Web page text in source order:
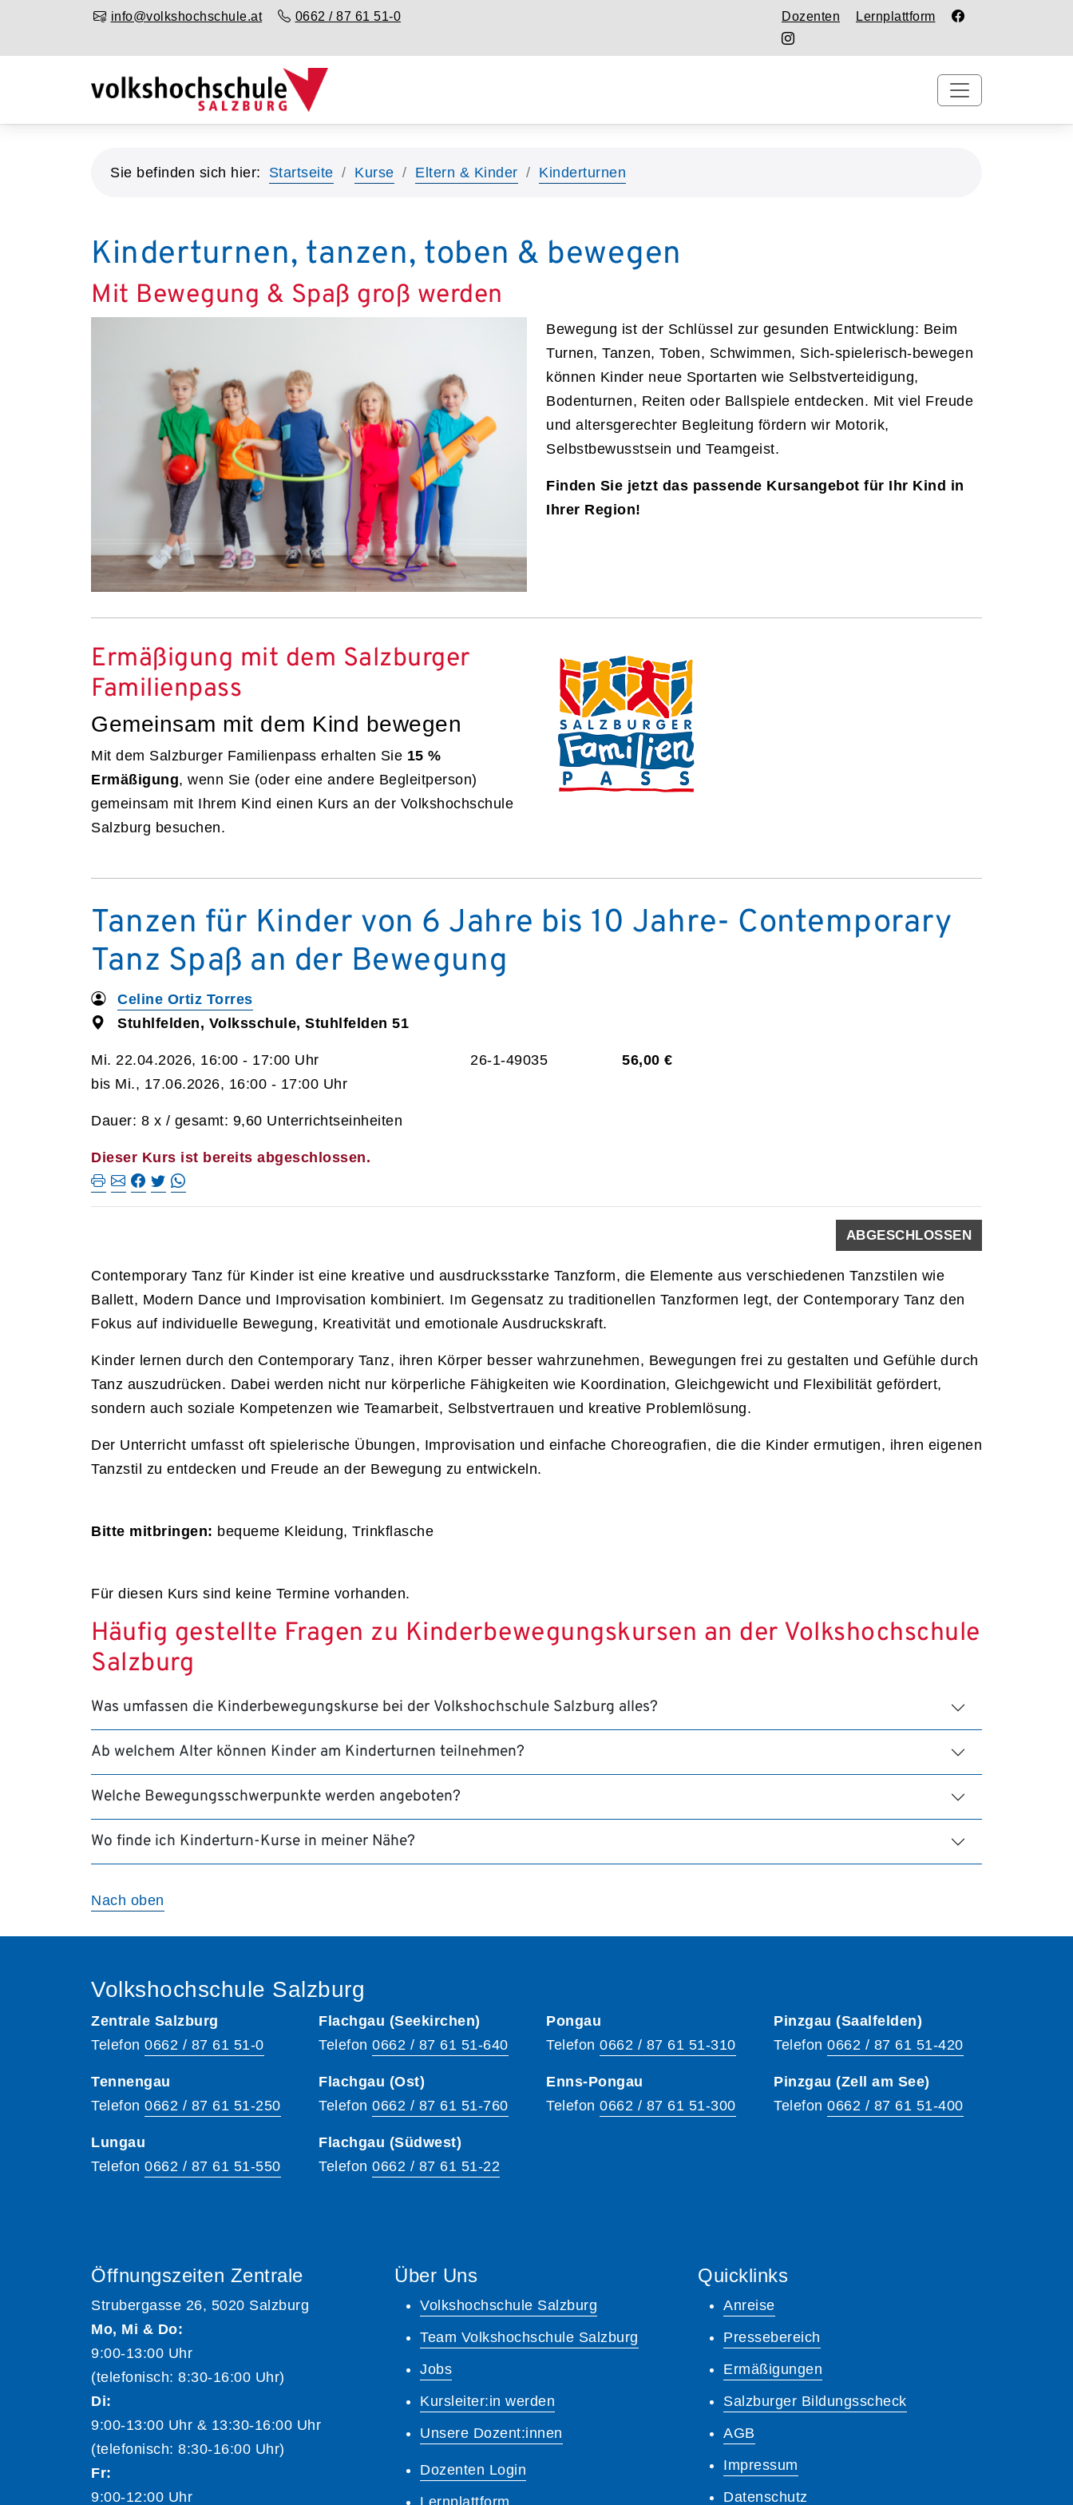
info@volkshochschule.at 0662 / 87 61 51-0 Dozenten Lernplattform
Sie befinden sich hier: Startseite Kurse Eltern & Kinder Kinderturnen
Kinderturnen, tanzen, toben & bewegen
Mit Bewegung & Spaß groß werden
Bewegung ist der Schlüssel zur gesunden Entwicklung: Beim
Turnen, Tanzen, Toben, Schwimmen, Sich-spielerisch-bewegen
können Kinder neue Sportarten wie Selbstverteidigung,
Bodenturnen, Reiten oder Ballspiele entdecken. Mit viel Freude
und altersgerechter Begleitung fördern wir Motorik,
Selbstbewusstsein und Teamgeist.
Finden Sie jetzt das passende Kursangebot für Ihr Kind in
Ihrer Region!
Ermäßigung mit dem Salzburger
Familienpass
Gemeinsam mit dem Kind bewegen
Mit dem Salzburger Familienpass erhalten Sie 15 %
Ermäßigung, wenn Sie (oder eine andere Begleitperson)
gemeinsam mit Ihrem Kind einen Kurs an der Volkshochschule
Salzburg besuchen.
Tanzen für Kinder von 6 Jahre bis 10 Jahre- Contemporary
Tanz Spaß an der Bewegung
Celine Ortiz Torres
Stuhlfelden, Volksschule, Stuhlfelden 51
Mi. 22.04.2026, 16:00 - 17:00 Uhr
bis Mi., 17.06.2026, 16:00 - 17:00 Uhr
26-1-49035 56,00 €
Dauer: 8 x / gesamt: 9,60 Unterrichtseinheiten
Dieser Kurs ist bereits abgeschlossen.
ABGESCHLOSSEN
Contemporary Tanz für Kinder ist eine kreative und ausdrucksstarke Tanzform, die Elemente aus verschiedenen Tanzstilen wie
Ballett, Modern Dance und Improvisation kombiniert. Im Gegensatz zu traditionellen Tanzformen legt, der Contemporary Tanz den
Fokus auf individuelle Bewegung, Kreativität und emotionale Ausdruckskraft.
Kinder lernen durch den Contemporary Tanz, ihren Körper besser wahrzunehmen, Bewegungen frei zu gestalten und Gefühle durch
Tanz auszudrücken. Dabei werden nicht nur körperliche Fähigkeiten wie Koordination, Gleichgewicht und Flexibilität gefördert,
sondern auch soziale Kompetenzen wie Teamarbeit, Selbstvertrauen und kreative Problemlösung.
Der Unterricht umfasst oft spielerische Übungen, Improvisation und einfache Choreografien, die die Kinder ermutigen, ihren eigenen
Tanzstil zu entdecken und Freude an der Bewegung zu entwickeln.
Bitte mitbringen: bequeme Kleidung, Trinkflasche
Für diesen Kurs sind keine Termine vorhanden.
Häufig gestellte Fragen zu Kinderbewegungskursen an der Volkshochschule
Salzburg
Was umfassen die Kinderbewegungskurse bei der Volkshochschule Salzburg alles?
Ab welchem Alter können Kinder am Kinderturnen teilnehmen?
Welche Bewegungsschwerpunkte werden angeboten?
Wo finde ich Kinderturn-Kurse in meiner Nähe?
Nach oben
Volkshochschule Salzburg
Zentrale Salzburg
Telefon 0662 / 87 61 51-0
Tennengau
Telefon 0662 / 87 61 51-250
Lungau
Telefon 0662 / 87 61 51-550
Flachgau (Seekirchen)
Telefon 0662 / 87 61 51-640
Flachgau (Ost)
Telefon 0662 / 87 61 51-760
Flachgau (Südwest)
Telefon 0662 / 87 61 51-22
Pongau
Telefon 0662 / 87 61 51-310
Enns-Pongau
Telefon 0662 / 87 61 51-300
Pinzgau (Saalfelden)
Telefon 0662 / 87 61 51-420
Pinzgau (Zell am See)
Telefon 0662 / 87 61 51-400
Öffnungszeiten Zentrale
Strubergasse 26, 5020 Salzburg
Mo, Mi & Do:
9:00-13:00 Uhr
(telefonisch: 8:30-16:00 Uhr)
Di:
9:00-13:00 Uhr & 13:30-16:00 Uhr
(telefonisch: 8:30-16:00 Uhr)
Fr:
9:00-12:00 Uhr
Über Uns
Volkshochschule Salzburg
Team Volkshochschule Salzburg
Jobs
Kursleiter:in werden
Unsere Dozent:innen
Dozenten Login
Lernplattform
Quicklinks
Anreise
Pressebereich
Ermäßigungen
Salzburger Bildungsscheck
AGB
Impressum
Datenschutz